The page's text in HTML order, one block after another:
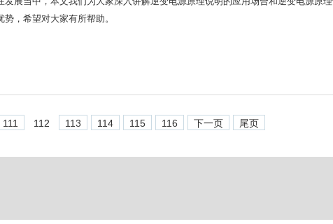
势，希望对大家有所帮助。
111 112 113 114 115 116 下一页 尾页